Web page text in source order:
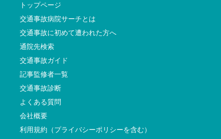
トップページ
交通事故病院サーチとは
交通事故に初めて遭われた方へ
通院先検索
交通事故ガイド
記事監修者一覧
交通事故診断
よくある質問
会社概要
利用規約（プライバシーポリシーを含む）